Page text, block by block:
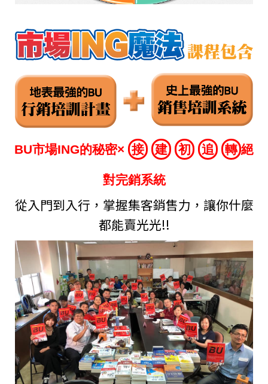
BU市場ING的秘密× 接 建 初 追 轉 絕
對完銷系統
從入門到入行，掌握集客銷售力，讓你什麼
都能賣光光!!